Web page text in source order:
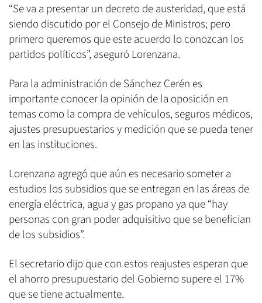
“Se va a presentar un decreto de austeridad, que está
siendo discutido por el Consejo de Ministros; pero
primero queremos que este acuerdo lo conozcan los
partidos políticos”, aseguró Lorenzana.
Para la administración de Sánchez Cerén es
importante conocer la opinión de la oposición en
temas como la compra de vehículos, seguros médicos,
ajustes presupuestarios y medición que se pueda tener
en las instituciones.
Lorenzana agregó que aún es necesario someter a
estudios los subsidios que se entregan en las áreas de
energía eléctrica, agua y gas propano ya que “hay
personas con gran poder adquisitivo que se benefician
de los subsidios”.
El secretario dijo que con estos reajustes esperan que
el ahorro presupuestario del Gobierno supere el 17%
que se tiene actualmente.